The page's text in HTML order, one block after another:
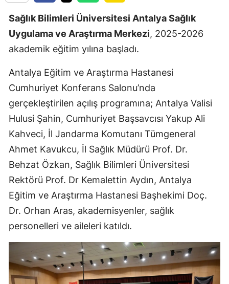
Sağlık Bilimleri Üniversitesi Antalya Sağlık
Uygulama ve Araştırma Merkezi, 2025-2026
akademik eğitim yılına başladı.
Antalya Eğitim ve Araştırma Hastanesi
Cumhuriyet Konferans Salonu’nda
gerçekleştirilen açılış programına; Antalya Valisi
Hulusi Şahin, Cumhuriyet Başsavcısı Yakup Ali
Kahveci, İl Jandarma Komutanı Tümgeneral
Ahmet Kavukcu, İl Sağlık Müdürü Prof. Dr.
Behzat Özkan, Sağlık Bilimleri Üniversitesi
Rektörü Prof. Dr Kemalettin Aydın, Antalya
Eğitim ve Araştırma Hastanesi Başhekimi Doç.
Dr. Orhan Aras, akademisyenler, sağlık
personelleri ve aileleri katıldı.